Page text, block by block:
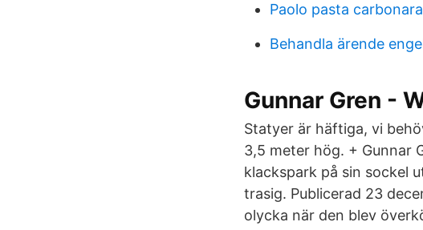
Paolo pasta carbonara
Behandla ärende
Gunnar Gren -
Statyer är häftiga, vi
3,5 meter hög. + Gunnar
klackspark på sin sockel
trasig. Publicerad 23
olycka när den blev